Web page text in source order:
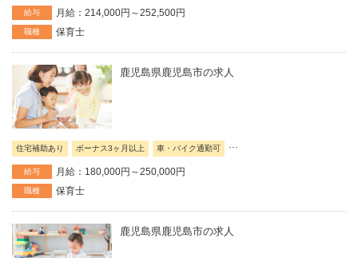
給与 月給：214,000円～252,500円
職種 保育士
鹿児島県鹿児島市の求人
住宅補助あり ボーナス3ヶ月以上 車・バイク通勤可
給与 月給：180,000円～250,000円
職種 保育士
鹿児島県鹿児島市の求人